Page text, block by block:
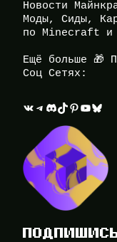
Новости
Моды, Сиды,
по Minecraft и
Ещё больше 🎁
Соц Сетях:
ВКонтакте Telegram Discord TikTok Pinterest YouTube Bluesky